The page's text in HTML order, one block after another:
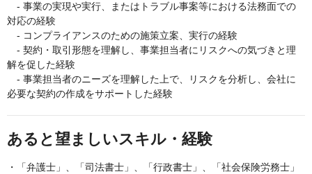
- 事業の実現や実行、またはトラブル事案等における法務面での
対応の経験
- コンプライアンスのための施策立案、実行の経験
- 契約・取引形態を理解し、事業担当者にリスクへの気づきと理
解を促した経験
- 事業担当者のニーズを理解した上で、リスクを分析し、会社に
必要な契約の作成をサポートした経験
あると望ましいスキル・経験
・「弁護士」、「司法書士」、「行政書士」、「社会保険労務士」